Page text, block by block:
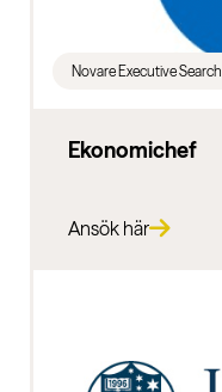
Novare Executive Search
Ekonomichef
Ansök här